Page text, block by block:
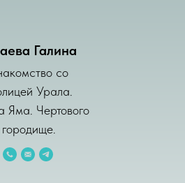
Галина
со
Урала.
Яма. Чертового
городище.